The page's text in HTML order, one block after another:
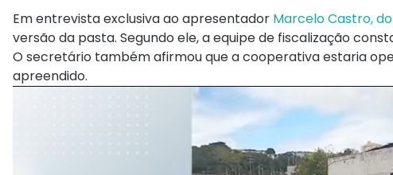
Em entrevista exclusiva ao apresentador Marcelo Castro,
versão da pasta. Segundo ele, a equipe de fiscalização
O secretário também afirmou que a cooperativa estaria
apreendido.